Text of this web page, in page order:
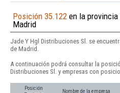
Posición 35.122 en la provincia
Madrid
Jade Y Hgl Distribuciones Sl. se
de Madrid.
A continuación podrá consultar la
Distribuciones Sl. y empresas con
Posición
Nombre de la empresa